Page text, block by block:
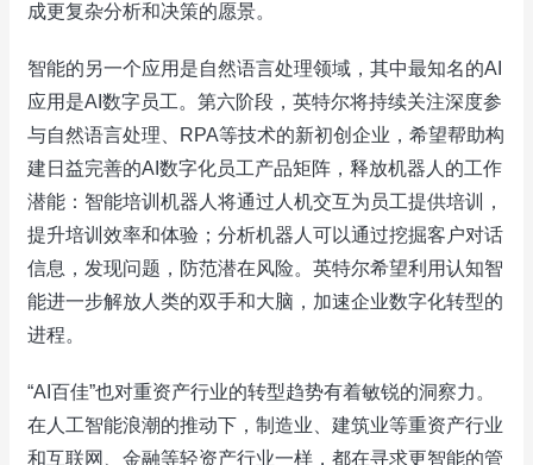
成更复杂分析和决策的愿景。
智能的另一个应用是自然语言处理领域，其中最知名的AI
应用是AI数字员工。第六阶段，英特尔将持续关注深度参
与自然语言处理、RPA等技术的新初创企业，希望帮助构
建日益完善的AI数字化员工产品矩阵，释放机器人的工作
潜能：智能培训机器人将通过人机交互为员工提供培训，
提升培训效率和体验；分析机器人可以通过挖掘客户对话
信息，发现问题，防范潜在风险。英特尔希望利用认知智
能进一步解放人类的双手和大脑，加速企业数字化转型的
进程。
“AI百佳”也对重资产行业的转型趋势有着敏锐的洞察力。
在人工智能浪潮的推动下，制造业、建筑业等重资产行业
和互联网、金融等轻资产行业一样，都在寻求更智能的管